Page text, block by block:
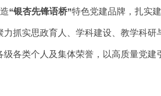
“银杏先锋语桥”特色党建品牌，扎实
力抓实思政育人、学科建设、教学科
级各类个人及集体荣誉，以高质量党建